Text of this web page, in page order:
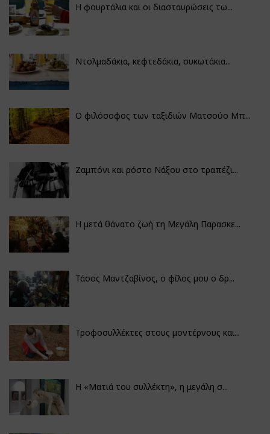
Η φουρτάλια και οι διασταυρώσεις τω...
Ντολμαδάκια, κεφτεδάκια, συκωτάκια...
Ο φιλόσοφος των ταξιδιών Ματσούο Μπ...
Ζαμπόνι και ρόστο Νάξου στο τραπέζι...
Η μετά θάνατο ζωή τη Μεγάλη Παρασκε...
Τάσος Μαντζαβίνος, ο φίλος μου ο δρ...
Τροφοσυλλέκτες στους μοντέρνους και...
H «Ματιά του συλλέκτη», η μεγάλη σ...